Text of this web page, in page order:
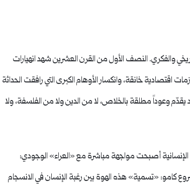
والفكري. النصف الأول من القرن العشرين شهد انهيارات
خانقة، وانكسار الأوهام الكبرى التي رافقت الحداثة
يقدّم وعوداً مطلقة بالخلاص، لا من الدين ولا من الفلسفة، ولا
أصبحت مواجهة مباشرة مع «العراء» الوجودي:
كامو: «تسمية» هذه الهوة بين رغبة الإنسان في الانسجام